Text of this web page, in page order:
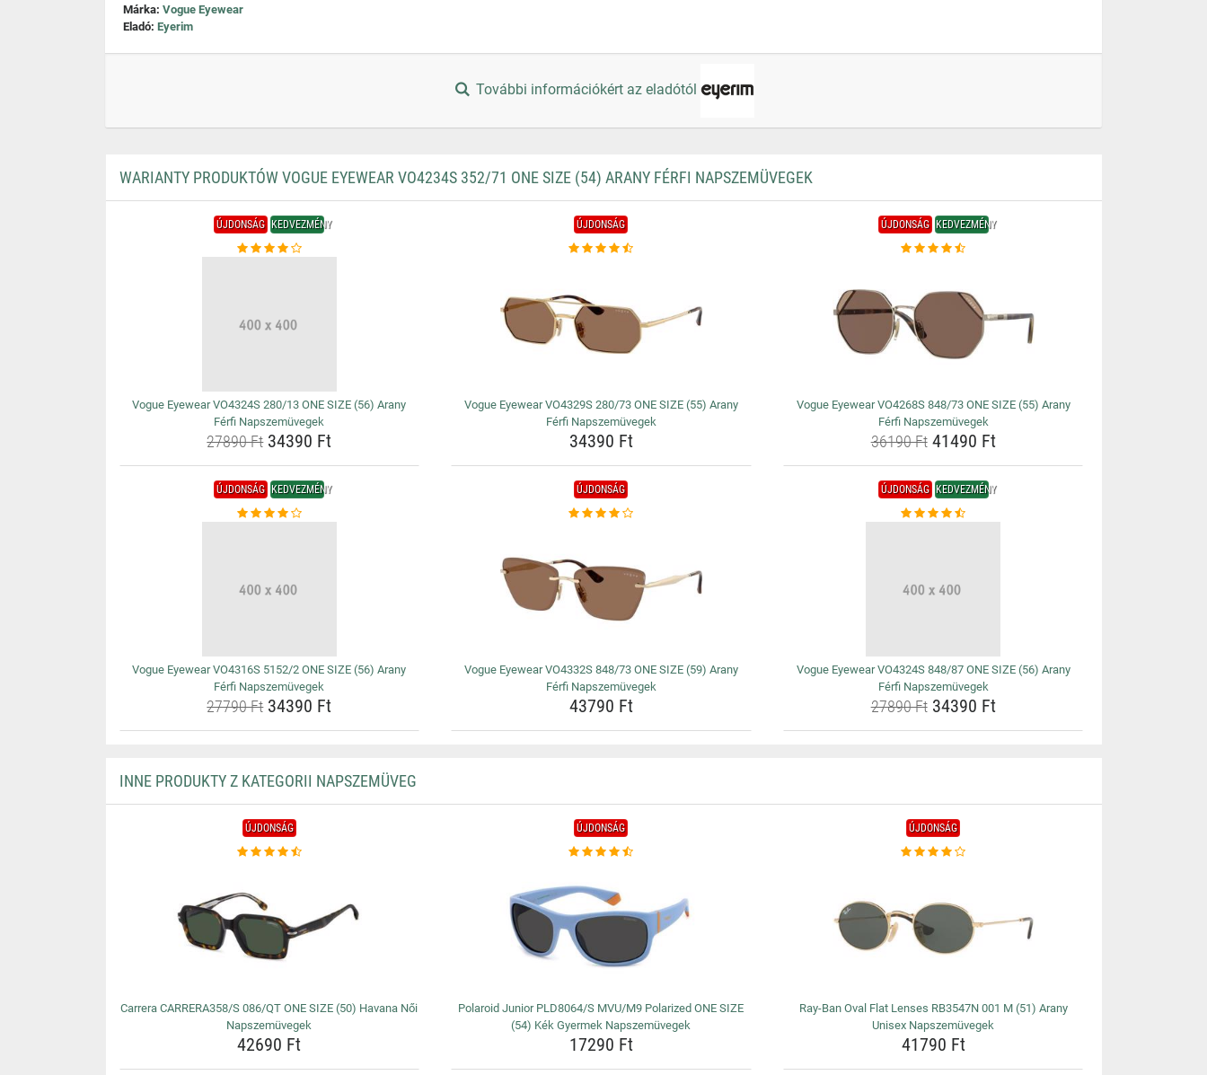
Márka: Vogue Eyewear
Eladó: Eyerim
További információkért az eladótól
WARIANTY PRODUKTÓW VOGUE EYEWEAR VO4234S 352/71 ONE SIZE (54) ARANY FÉRFI NAPSZEMÜVEGEK
ÚJDONSÁG KEDVEZMÉNY
Vogue Eyewear VO4324S 280/13 ONE SIZE (56) Arany
Férfi Napszemüvegek
27890 Ft34390 Ft
ÚJDONSÁG
Vogue Eyewear VO4329S 280/73 ONE SIZE (55) Arany
Férfi Napszemüvegek
34390 Ft
ÚJDONSÁG KEDVEZMÉNY
Vogue Eyewear VO4268S 848/73 ONE SIZE (55) Arany
Férfi Napszemüvegek
36190 Ft41490 Ft
ÚJDONSÁG KEDVEZMÉNY
Vogue Eyewear VO4316S 5152/2 ONE SIZE (56) Arany
Férfi Napszemüvegek
27790 Ft34390 Ft
ÚJDONSÁG
Vogue Eyewear VO4332S 848/73 ONE SIZE (59) Arany
Férfi Napszemüvegek
43790 Ft
ÚJDONSÁG KEDVEZMÉNY
Vogue Eyewear VO4324S 848/87 ONE SIZE (56) Arany
Férfi Napszemüvegek
27890 Ft34390 Ft
INNE PRODUKTY Z KATEGORII NAPSZEMÜVEG
ÚJDONSÁG
Carrera CARRERA358/S 086/QT ONE SIZE (50) Havana Női
Napszemüvegek
42690 Ft
ÚJDONSÁG
Polaroid Junior PLD8064/S MVU/M9 Polarized ONE SIZE
(54) Kék Gyermek Napszemüvegek
17290 Ft
ÚJDONSÁG
Ray-Ban Oval Flat Lenses RB3547N 001 M (51) Arany
Unisex Napszemüvegek
41790 Ft